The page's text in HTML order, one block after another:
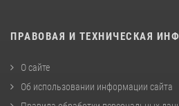
ПРАВОВАЯ И ТЕХНИЧЕСКАЯ
О сайте
Об использовании информации сайта